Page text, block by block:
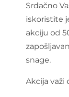
Srdačno
iskoristite
akciju od
snage.
Akcija važi